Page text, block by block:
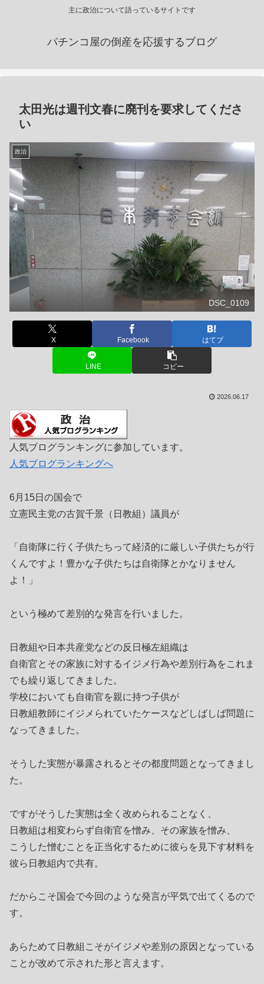
主に政治について語っているサイトです
パチンコ屋の倒産を応援するブログ
太田光は週刊文春に廃刊を要求してくださ
い
政治
DSC_0109
X Facebook はてブ
LINE コピー
2026.06.17
人気ブログランキングに参加しています。
人気ブログランキングへ
6月15日の国会で
立憲民主党の古賀千景（日教組）議員が
「自衛隊に行く子供たちって経済的に厳しい子供たちが行
くんですよ！豊かな子供たちは自衛隊とかなりません
よ！」
という極めて差別的な発言を行いました。
日教組や日本共産党などの反日極左組織は
自衛官とその家族に対するイジメ行為や差別行為をこれま
でも繰り返してきました。
学校においても自衛官を親に持つ子供が
日教組教師にイジメられていたケースなどしばしば問題に
なってきました。
そうした実態が暴露されるとその都度問題となってきまし
た。
ですがそうした実態は全く改められることなく、
日教組は相変わらず自衛官を憎み、その家族を憎み、
こうした憎むことを正当化するために彼らを見下す材料を
彼ら日教組内で共有。
だからこそ国会で今回のような発言が平気で出てくるので
す。
あらためて日教組こそがイジメや差別の原因となっている
ことが改めて示された形と言えます。